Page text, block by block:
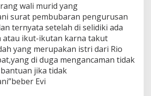
a
n
i
P
e
m
b
b
a
wali murid yang
surat pembubaran pengurusan
ternyata setelah di selidiki ada
atau ikut-ikutan karna takut
yang merupakan istri dari Rio
di duga mengancaman tidak
jika tidak
Evi